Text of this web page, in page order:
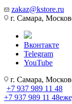
zakaz@kstore.ru
г. Самара,
Вконтакте
Telegram
YouTube
г. Самара,
+7 937 989 11 48
+7 937 989 11 48